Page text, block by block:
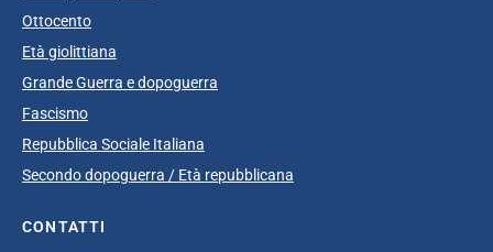
Ottocento
Età giolittiana
Grande Guerra e dopoguerra
Fascismo
Repubblica Sociale Italiana
Secondo dopoguerra / Età repubblicana
CONTATTI